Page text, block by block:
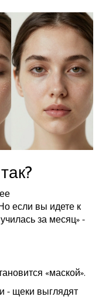
если вы идете к
за месяц» -
«маской».
- щеки выглядят